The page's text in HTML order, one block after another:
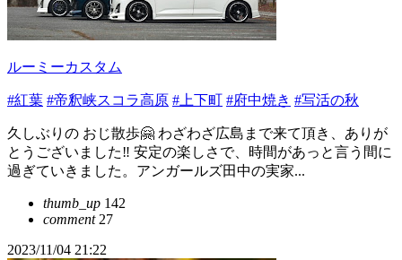
ルーミーカスタム
#紅葉 #帝釈峡スコラ高原 #上下町 #府中焼き #写活の秋
久しぶりの おじ散歩🤗 わざわざ広島まで来て頂き、ありが
とうございました‼️ 安定の楽しさで、時間があっと言う間に
過ぎていきました。アンガールズ田中の実家...
thumb_up 142
comment27
2023/11/04 21:22